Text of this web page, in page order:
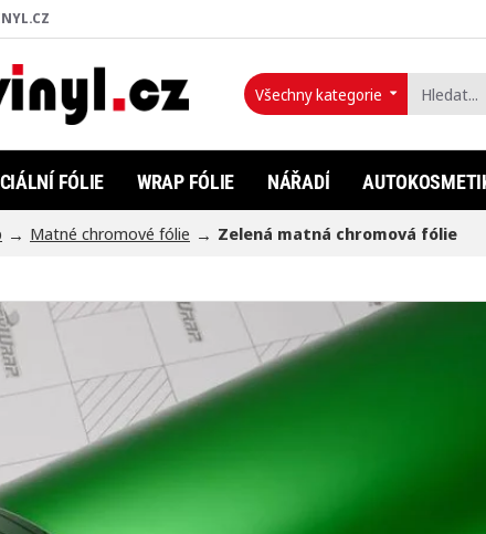
Všechny kategorie
Hledat...
FÓLIE WRAP FÓLIE NÁŘADÍ
Matné chromové fólie Zelená matná chromová fólie